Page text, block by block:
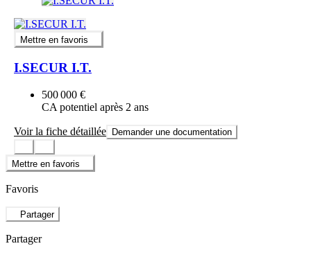
Mettre en favoris
I.SECUR I.T.
500 000 €
CA potentiel après 2 ans
Voir la fiche détaillée Demander une documentation
Mettre en favoris
Favoris
Partager
Partager